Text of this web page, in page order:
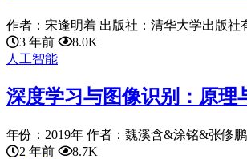
作者：宋逢明着 出版社：清华大学出版社
3 年前
8.0K
人工智能
深度学习与图像识别：原理
年份：2019年 作者：魏溪含&涂铭&张修
2 年前
8.7K